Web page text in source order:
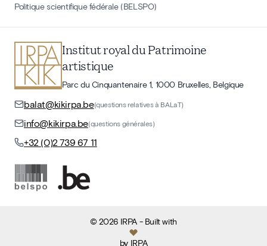
Politique scientifique fédérale (BELSPO)
Institut royal du Patrimoine
artistique
Parc du Cinquantenaire 1, 1000 Bruxelles, Belgique
balat@kikirpa.be(questions relatives à BALaT)
info@kikirpa.be(questions générales)
+32 (0)2 739 67 11
©2026 IRPA- Built with
by IRPA